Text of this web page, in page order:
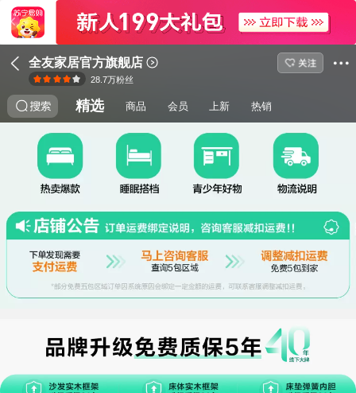
全友家居官方旗舰店
28.7万粉丝
精选 商品 会员 上新 热销